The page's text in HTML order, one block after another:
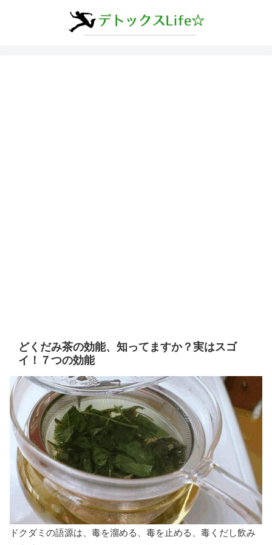
どくだみ茶の効能、知ってますか？実はスゴ
イ！７つの効能
ドクダミの語源は、毒を溜める、毒を止める、毒くだし飲み